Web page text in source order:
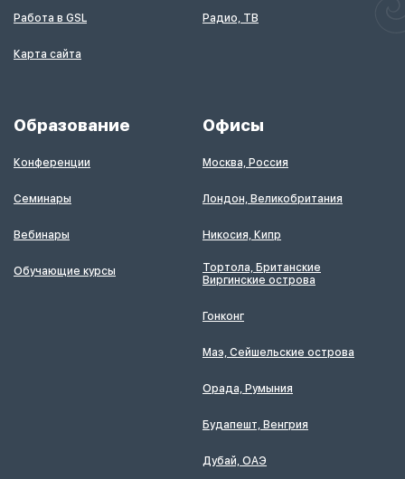
Работа в GSL
Карта сайта
Радио, ТВ
Образование
Конференции
Семинары
Вебинары
Обучающие курсы
Офисы
Москва, Россия
Лондон, Великобритания
Никосия, Кипр
Тортола, Британские
Виргинские острова
Гонконг
Маэ, Сейшельские острова
Орада, Румыния
Будапешт, Венгрия
Дубай, ОАЭ